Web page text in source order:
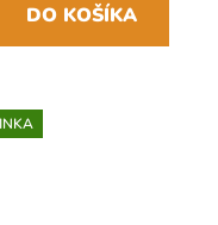
DO KOŠÍKA